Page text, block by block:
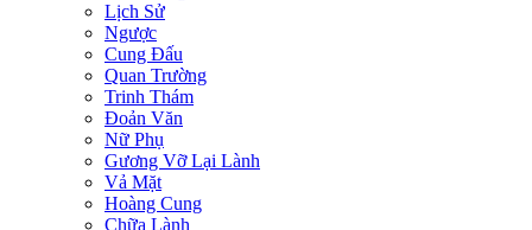
Lịch Sử
Ngược
Cung Đấu
Quan Trường
Trinh Thám
Đoản Văn
Nữ Phụ
Gương Vỡ Lại Lành
Vả Mặt
Hoàng Cung
Chữa Lành